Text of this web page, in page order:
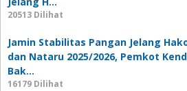
20513 Dilihat
Jamin Stabilitas Pangan Jelang
dan Nataru 2025/2026, Pemkot
Bak…
16179 Dilihat